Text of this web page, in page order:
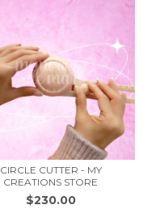
CIRCLE CUTTER - MY
CREATIONS STORE
$230.00